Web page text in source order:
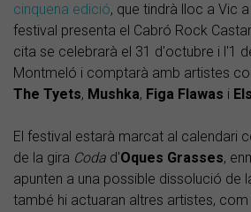
cinquena edició, que tindrà lloc a Vic
festival presenta el Cabró Rock
cita se celebrarà el 31 d'octubre i l'1
Montmeló i comptarà amb artistes
The Tyets, Mushka, Figa Flawas i
El festival estarà marcat al calendari
de la gira Coda d'Oques Grasses,
apunten a una possible dissolució de
també hi actuaran altres artistes, com